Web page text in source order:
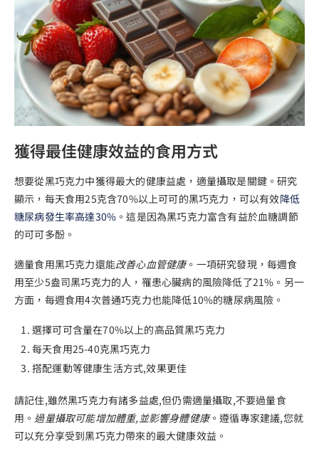
獲得最佳健康效益的食用方式
想要從黑巧克力中獲得最大的健康益處，適量攝取是關鍵。研究
顯示，每天食用25克含70%以上可可的黑巧克力，可以有效降低
糖尿病發生率高達30% 。這是因為黑巧克力富含有益於血糖調節
的可可多酚。
適量食用黑巧克力還能改善心血管健康。一項研究發現，每週食
用至少5盎司黑巧克力的人，罹患心臟病的風險降低了21%。另一
方面，每週食用4次普通巧克力也能降低10%的糖尿病風險。
選擇可可含量在70%以上的高品質黑巧克力
每天食用25-40克黑巧克力
搭配運動等健康生活方式,效果更佳
請記住,雖然黑巧克力有諸多益處,但仍需適量攝取,不要過量食
用。 過量攝取可能增加體重,並影響身體健康。遵循專家建議,您就
可以充分享受到黑巧克力帶來的最大健康效益。